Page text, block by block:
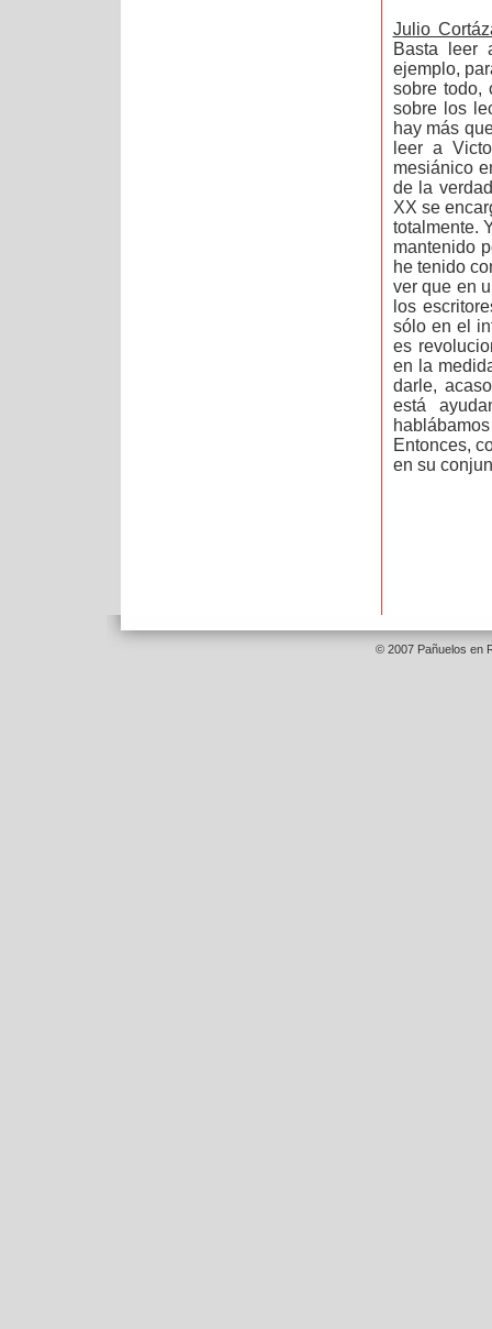
Julio
Basta leer
ejemplo,
sobre todo,
sobre los
hay más
leer a
mesiánico
de la
XX se
totalmente.
mantenido
he tenido
ver que en
los
sólo en el
es
en la
darle,
está
Entonces,
en su
© 2007 Pañuelos en